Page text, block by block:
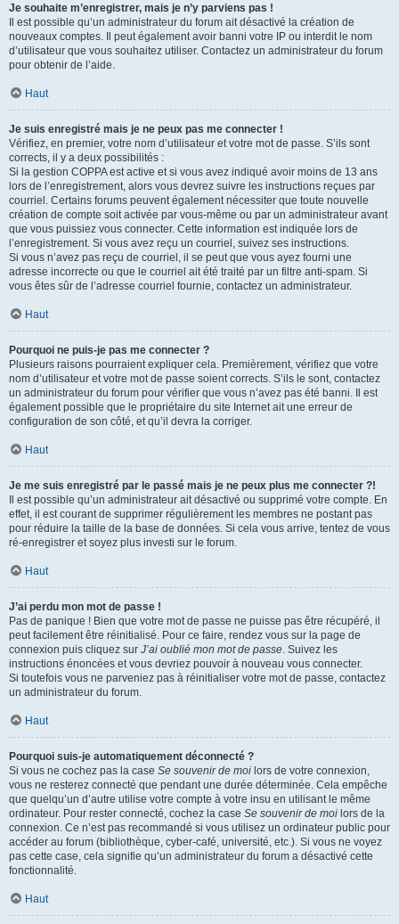
Je souhaite m’enregistrer, mais je n’y parviens pas !
Il est possible qu’un administrateur du forum ait désactivé la création de
nouveaux comptes. Il peut également avoir banni votre IP ou interdit le nom
d’utilisateur que vous souhaitez utiliser. Contactez un administrateur du forum
pour obtenir de l’aide.
Haut
Je suis enregistré mais je ne peux pas me connecter !
Vérifiez, en premier, votre nom d’utilisateur et votre mot de passe. S’ils sont
corrects, il y a deux possibilités :
Si la gestion COPPA est active et si vous avez indiqué avoir moins de 13 ans
lors de l’enregistrement, alors vous devrez suivre les instructions reçues par
courriel. Certains forums peuvent également nécessiter que toute nouvelle
création de compte soit activée par vous-même ou par un administrateur avant
que vous puissiez vous connecter. Cette information est indiquée lors de
l’enregistrement. Si vous avez reçu un courriel, suivez ses instructions.
Si vous n’avez pas reçu de courriel, il se peut que vous ayez fourni une
adresse incorrecte ou que le courriel ait été traité par un filtre anti-spam. Si
vous êtes sûr de l’adresse courriel fournie, contactez un administrateur.
Haut
Pourquoi ne puis-je pas me connecter ?
Plusieurs raisons pourraient expliquer cela. Premièrement, vérifiez que votre
nom d’utilisateur et votre mot de passe soient corrects. S’ils le sont, contactez
un administrateur du forum pour vérifier que vous n’avez pas été banni. Il est
également possible que le propriétaire du site Internet ait une erreur de
configuration de son côté, et qu’il devra la corriger.
Haut
Je me suis enregistré par le passé mais je ne peux plus me connecter ?!
Il est possible qu’un administrateur ait désactivé ou supprimé votre compte. En
effet, il est courant de supprimer régulièrement les membres ne postant pas
pour réduire la taille de la base de données. Si cela vous arrive, tentez de vous
ré-enregistrer et soyez plus investi sur le forum.
Haut
J’ai perdu mon mot de passe !
Pas de panique ! Bien que votre mot de passe ne puisse pas être récupéré, il
peut facilement être réinitialisé. Pour ce faire, rendez vous sur la page de
connexion puis cliquez sur J’ai oublié mon mot de passe. Suivez les
instructions énoncées et vous devriez pouvoir à nouveau vous connecter.
Si toutefois vous ne parveniez pas à réinitialiser votre mot de passe, contactez
un administrateur du forum.
Haut
Pourquoi suis-je automatiquement déconnecté ?
Si vous ne cochez pas la case Se souvenir de moi lors de votre connexion,
vous ne resterez connecté que pendant une durée déterminée. Cela empêche
que quelqu’un d’autre utilise votre compte à votre insu en utilisant le même
ordinateur. Pour rester connecté, cochez la case Se souvenir de moi lors de la
connexion. Ce n’est pas recommandé si vous utilisez un ordinateur public pour
accéder au forum (bibliothèque, cyber-café, université, etc.). Si vous ne voyez
pas cette case, cela signifie qu’un administrateur du forum a désactivé cette
fonctionnalité.
Haut